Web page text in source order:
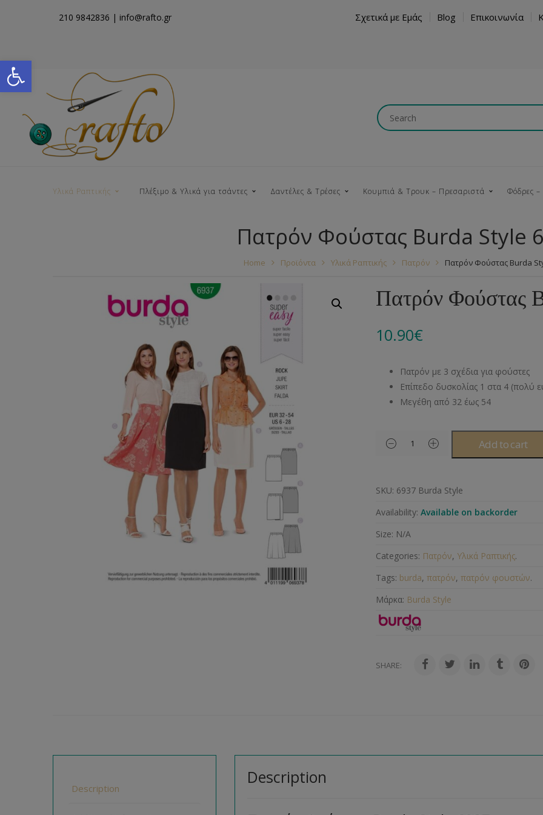
Open toolbar
210 9842836 | info@rafto.gr Σχετικά με Εμάς Blog Επικοινωνία
Υλικά Ραπτικής Πλέξιμο & Υλικά για τσάντες
Νήματα για Τσάντες Κουμπώματα
Χερούλια Τσάντας
Ιμάντες Μεταλλικά Εξαρτήματα
Νήματα
Αξεσουάρ
Δαντέλες & Τρέσες
Βαμβακερές Κρόσια
Φυτίλια- Κορδόνια
Διάφορες Τρέσες
Κουμπιά & Τρουκ – Πρεσαριστά
Ξύλινα
Πουκαμίσου
Στρας
Μοντγκόμερι
Άλλα Υλικά
Φόδρες
Πατρόν Φούστας Burda Style
Home Προϊόντα Υλικά Ραπτικής Πατρόν Πατρόν Φούστας Burda
Πατρόν Φούστας
10.90€
Πατρόν με 3 σχέδια για φούστες
Επίπεδο δυσκολίας 1 στα 4 (πολύ
Μεγέθη από 32 έως 54
Add to cart
SKU: 6937 Burda Style
Availability: Available on backorder
Size: N/A
Categories: Πατρόν, Υλικά Ραπτικής.
Tags: burda,πατρόν,πατρόν φουστών.
Μάρκα: Burda Style
SHARE:
Description
Description